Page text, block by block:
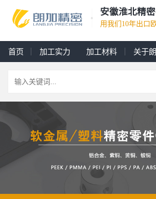
安徽淮北精
用我们10年出口
首页 加工实力 加工材料 关于